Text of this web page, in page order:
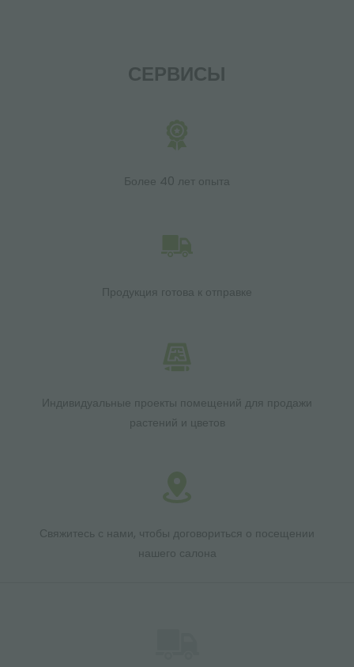
СЕРВИСЫ
Более 40 лет опыта
Продукция готова к отправке
Индивидуальные проекты помещений для продажи
растений и цветов
Свяжитесь с нами, чтобы договориться о посещении
нашего салона